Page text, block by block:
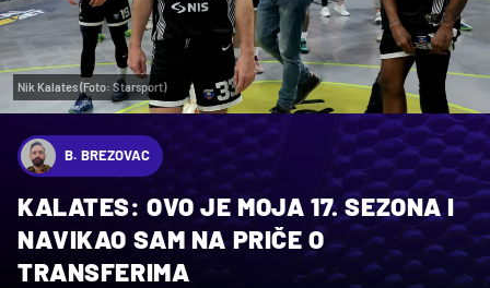
Nik Kalates (Foto: Starsport)
B. BREZOVAC
KALATES: OVO JE MOJA 17. SEZONA I
NAVIKAO SAM NA PRIČE O
TRANSFERIMA